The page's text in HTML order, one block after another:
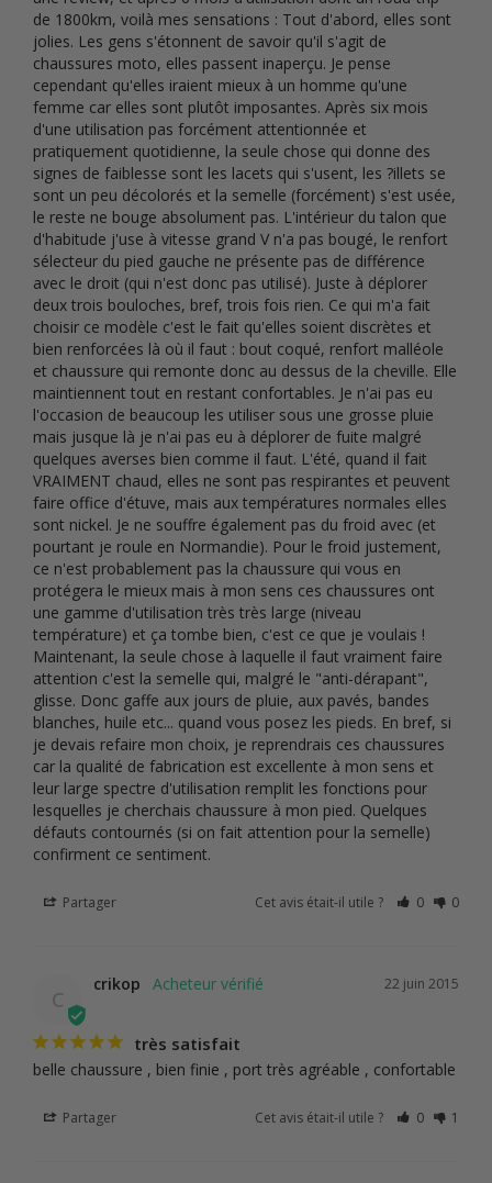
de 1800km, voilà mes sensations : Tout d'abord, elles sont
jolies. Les gens s'étonnent de savoir qu'il s'agit de
chaussures moto, elles passent inaperçu. Je pense
cependant qu'elles iraient mieux à un homme qu'une
femme car elles sont plutôt imposantes. Après six mois
d'une utilisation pas forcément attentionnée et
pratiquement quotidienne, la seule chose qui donne des
signes de faiblesse sont les lacets qui s'usent, les ?illets se
sont un peu décolorés et la semelle (forcément) s'est usée,
le reste ne bouge absolument pas. L'intérieur du talon que
d'habitude j'use à vitesse grand V n'a pas bougé, le renfort
sélecteur du pied gauche ne présente pas de différence
avec le droit (qui n'est donc pas utilisé). Juste à déplorer
deux trois bouloches, bref, trois fois rien. Ce qui m'a fait
choisir ce modèle c'est le fait qu'elles soient discrètes et
bien renforcées là où il faut : bout coqué, renfort malléole
et chaussure qui remonte donc au dessus de la cheville. Elle
maintiennent tout en restant confortables. Je n'ai pas eu
l'occasion de beaucoup les utiliser sous une grosse pluie
mais jusque là je n'ai pas eu à déplorer de fuite malgré
quelques averses bien comme il faut. L'été, quand il fait
VRAIMENT chaud, elles ne sont pas respirantes et peuvent
faire office d'étuve, mais aux températures normales elles
sont nickel. Je ne souffre également pas du froid avec (et
pourtant je roule en Normandie). Pour le froid justement,
ce n'est probablement pas la chaussure qui vous en
protégera le mieux mais à mon sens ces chaussures ont
une gamme d'utilisation très très large (niveau
température) et ça tombe bien, c'est ce que je voulais !
Maintenant, la seule chose à laquelle il faut vraiment faire
attention c'est la semelle qui, malgré le "anti-dérapant",
glisse. Donc gaffe aux jours de pluie, aux pavés, bandes
blanches, huile etc... quand vous posez les pieds. En bref, si
je devais refaire mon choix, je reprendrais ces chaussures
car la qualité de fabrication est excellente à mon sens et
leur large spectre d'utilisation remplit les fonctions pour
lesquelles je cherchais chaussure à mon pied. Quelques
défauts contournés (si on fait attention pour la semelle)
confirment ce sentiment.
Partager Cet avis était-il utile ? 0 0
C
22 juin 2015
crikop
très satisfait
belle chaussure , bien finie , port très agréable , confortable
Partager Cet avis était-il utile ? 0 1